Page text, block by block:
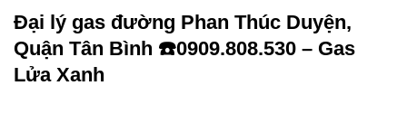
Đại lý gas đường Phan Thúc Duyện,
Quận Tân Bình ☎️0909.808.530 – Gas
Lửa Xanh